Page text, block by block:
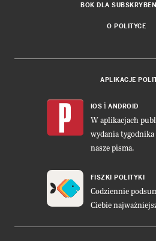
BOK DLA
O POLITYCE
APLIKACJE
IOS i ANDROID
W aplikacjach
wydania tygodnika
nasze pisma.
FISZKI POLITYKI
Codziennie
Ciebie